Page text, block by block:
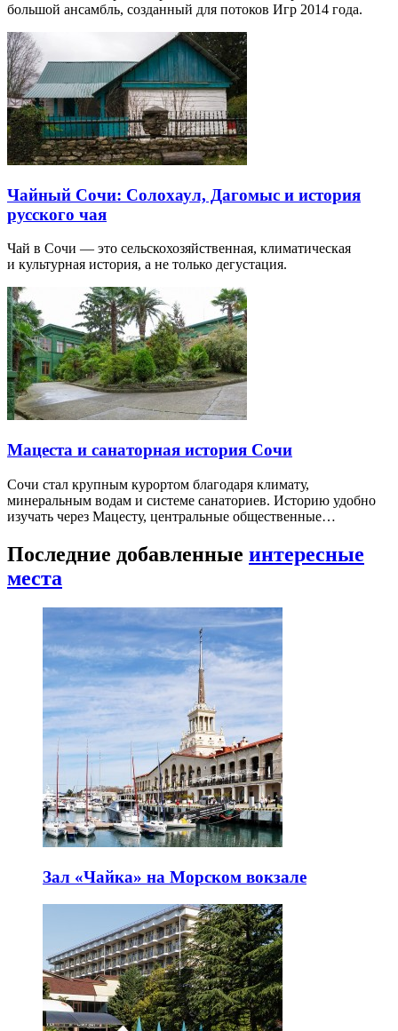
большой ансамбль, созданный для потоков Игр 2014 года.
Чайный Сочи: Солохаул, Дагомыс и история
русского чая
Чай в Сочи — это сельскохозяйственная, климатическая
и культурная история, а не только дегустация.
Мацеста и санаторная история Сочи
Сочи стал крупным курортом благодаря климату,
минеральным водам и системе санаториев. Историю удобно
изучать через Мацесту, центральные общественные…
Последние добавленные интересные
места
Зал «Чайка» на Морском вокзале